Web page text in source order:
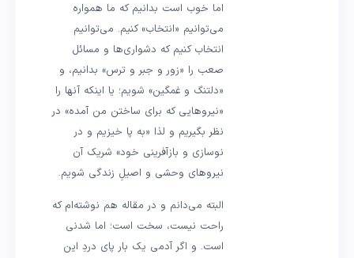
اما خوب است بدانیم که ما همواره
می‌توانیم «انتخاب» کنیم. می‌توانیم
انتخاب کنیم که دشواری‌ها و مسائل
صعب را «زور و جبر و ترس» بدانیم، و
«دلتنگ و غمگین» شویم؛ یا اینکه آنها را
«نیروهایی که برای ساختن من آمده» در
نظر بگیریم و لذا «به پا خیزیم و در
نوسازی و بازآفرینی خود» شریک آن
نیروهای وحشی و اصیلِ زندگی شویم.
البته می‌دانم و در مقاله هم نوشته‌ام که
راحت نیست، سخت است؛ اما شدنی
است. و اگر آدمی یک بار پای دردِ این